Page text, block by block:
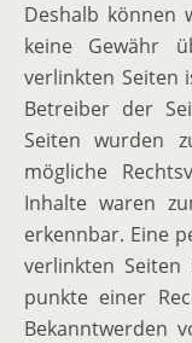
Deshalb können
keine Gewähr
verlinkten Seiten
Betreiber der
Seiten wurden
mögliche
Inhalte waren
erkennbar. Eine
verlinkten
punkte einer
Bekannt­werden